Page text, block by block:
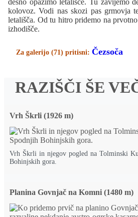
desno opazimo letališče. Tu zavijemo
kolovoz. Vodi nas skozi pas grmovja
letališča. Od tu hitro pridemo na
izhodišče.
Za galerijo (71) pritisni: Čezsoča
RAZIŠČI ŠE
Vrh Škrli (1926 m)
Vrh Škrli in njegov pogled na Tolminski
Bohinjskih gora.
Planina Govnjač na Komni (1480 m)